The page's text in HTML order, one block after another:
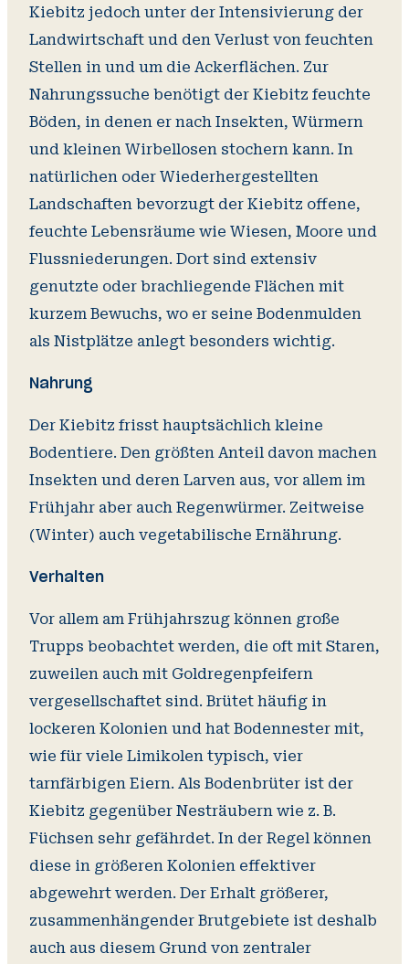
Kiebitz jedoch unter der Intensivierung der
Landwirtschaft und den Verlust von feuchten
Stellen in und um die Ackerflächen. Zur
Nahrungssuche benötigt der Kiebitz feuchte
Böden, in denen er nach Insekten, Würmern
und kleinen Wirbellosen stochern kann. In
natürlichen oder Wiederhergestellten
Landschaften bevorzugt der Kiebitz offene,
feuchte Lebensräume wie Wiesen, Moore und
Flussniederungen. Dort sind extensiv
genutzte oder brachliegende Flächen mit
kurzem Bewuchs, wo er seine Bodenmulden
als Nistplätze anlegt besonders wichtig.
Nahrung
Der Kiebitz frisst hauptsächlich kleine
Bodentiere. Den größten Anteil davon machen
Insekten und deren Larven aus, vor allem im
Frühjahr aber auch Regenwürmer. Zeitweise
(Winter) auch vegetabilische Ernährung.
Verhalten
Vor allem am Frühjahrszug können große
Trupps beobachtet werden, die oft mit Staren,
zuweilen auch mit Goldregenpfeifern
vergesellschaftet sind. Brütet häufig in
lockeren Kolonien und hat Bodennester mit,
wie für viele Limikolen typisch, vier
tarnfärbigen Eiern. Als Bodenbrüter ist der
Kiebitz gegenüber Nesträubern wie z. B.
Füchsen sehr gefährdet. In der Regel können
diese in größeren Kolonien effektiver
abgewehrt werden. Der Erhalt größerer,
zusammenhängender Brutgebiete ist deshalb
auch aus diesem Grund von zentraler